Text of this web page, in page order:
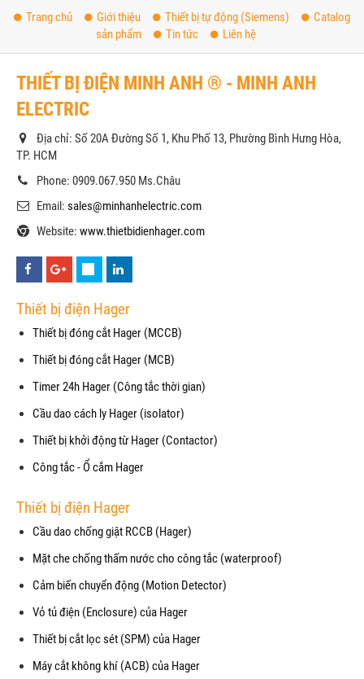
Trang chủ Giới thiệu Thiết bị tự động (Siemens)
Catalog
sản phẩm
Tin tức Liên hệ
THIẾT BỊ ĐIỆN MINH ANH ® - MINH ANH
ELECTRIC
Địa chỉ: Số 20A Đường Số 1, Khu Phố 13, Phường Bình Hưng Hòa,
TP. HCM
Phone: 0909.067.950 Ms.Châu
Email: sales@minhanhelectric.com
Website: www.thietbidienhager.com
Thiết bị điện Hager
Thiết bị đóng cắt Hager (MCCB)
Thiết bị đóng cắt Hager (MCB)
Timer 24h Hager (Công tắc thời gian)
Cầu dao cách ly Hager (isolator)
Thiết bị khởi động từ Hager (Contactor)
Công tắc - Ổ cắm Hager
Thiết bị điện Hager
Cầu dao chống giật RCCB (Hager)
Mặt che chống thấm nước cho công tắc (waterproof)
Cảm biến chuyển động (Motion Detector)
Vỏ tủ điện (Enclosure) của Hager
Thiết bị cắt lọc sét (SPM) của Hager
Máy cắt không khí (ACB) của Hager